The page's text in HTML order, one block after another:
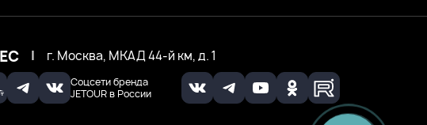
Соцсети бренда
JETOUR в России
| г. Москва, МКАД 44-й км, д. 1